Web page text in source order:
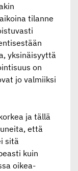
tilanne
yksinäisyyttä
on
jo valmiiksi
ja tällä
että
sitä
kuin
oikea-